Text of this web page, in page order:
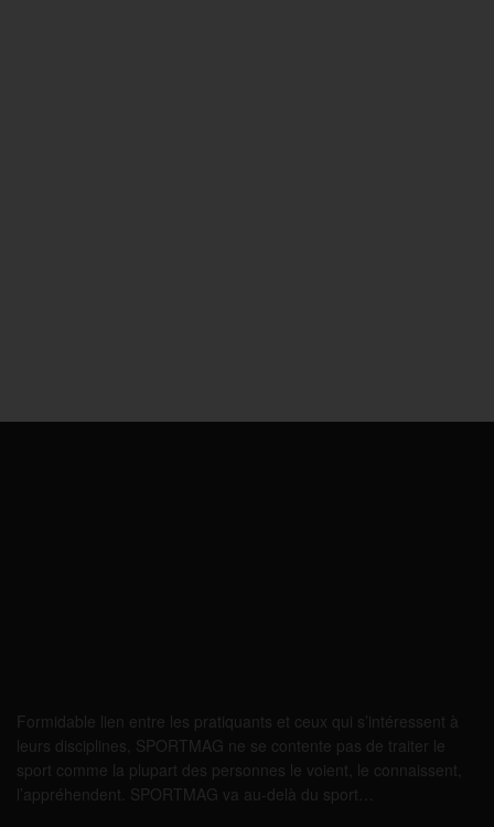
Formidable lien entre les pratiquants et ceux qui s’intéressent à
leurs disciplines, SPORTMAG ne se contente pas de traiter le
sport comme la plupart des personnes le voient, le connaissent,
l’appréhendent. SPORTMAG va au-delà du sport…